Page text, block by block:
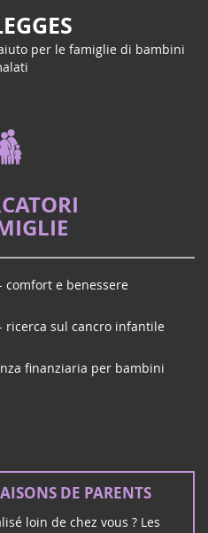
per le famiglie di bambini
comfort e benessere
- ricerca sul cancro infantile
finanziaria per bambini
DE PARENTS
loin de chez vous ? Les